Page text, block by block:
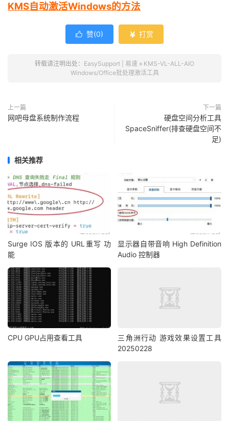
KMS自动激活Windows的方法
 赞(0)  打赏
转载请注明出处： EasySupport | 易速 » KMS-VL-ALL-AIO
Windows/Office批处理激活工具
上一篇
网吧母盘系统制作流程
下一篇
硬盘空间分析工具
SpaceSniffer(排查硬盘空间不
足)
相关推荐
Surge IOS 版本的 URL重写 功
能
显示器自带音响 High Definition
Audio 控制器
CPU GPU占用查看工具
三角洲行动 游戏效果设置工具
20250228